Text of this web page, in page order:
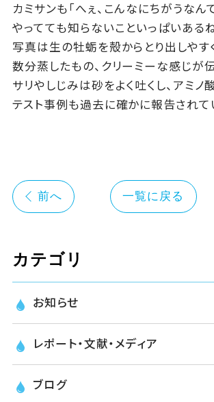
カミサンも「へぇ、こんなにちがうなん
やってても知らないこといっぱいあるね
写真は生の牡蛎を殻からとり出しやす
数分蒸したもの、クリーミーな感じが
サリやしじみは砂をよく吐くし、アミ
テスト事例も過去に確かに報告されてい
前へ 一覧に戻る
カテゴリ
お知らせ
レポート・文献・メディア
ブログ